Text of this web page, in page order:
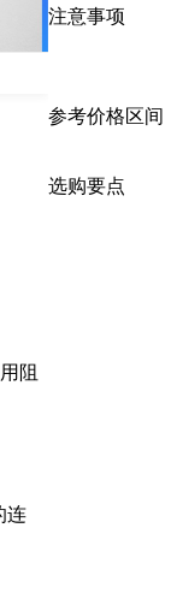
阻
连
注意事项
参考价格区间
选购要点